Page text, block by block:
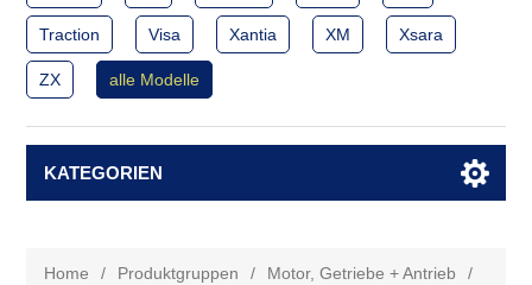
Traction Visa Xantia XM Xsara
ZX alle Modelle
KATEGORIEN
Home / Produktgruppen / Motor, Getriebe + Antrieb
/